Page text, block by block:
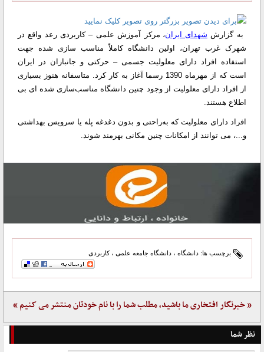
به گزارش شهدای ایران،‌ مرکز آموزش علمی – کاربردی رعد واقع در
شهرک غرب تهران، اولین دانشگاه کاملاً مناسب سازی شده جهت
استفاده افراد دارای معلولیت جسمی – حرکتی و جانبازان در ایران
است که از مهرماه 1390 رسما آغاز به کار کرد. متاسفانه هنوز بسیاری
از افراد دارای معلولیت از وجود چنین دانشگاه مناسب‌سازی شده ای بی
اطلاع هستند.
افراد دارای معلولیت که به‌راحتی و بدون دغدغه پله یا سرویس بهداشتی
و...، می توانند از امکانات چنین مکانی بهرمند شوند.
برچسب ها: دانشگاه ، دانشگاه جامعه علمی ،کاربردی
« خبرنگار افتخاری ما باشید، مطلب شما را با نام خودتان منتشر می کنیم »
نظر شما